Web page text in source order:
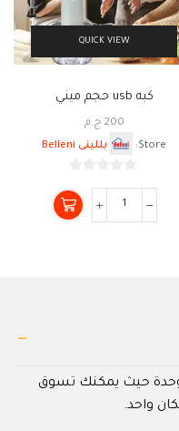
QUICK VIEW
كبه usb حجم ميني
200 ج.م
Store:
بللينى Belleni
من
5
حيث يمكنك تسوق
واحد.